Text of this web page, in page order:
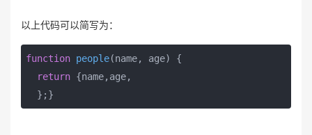
以上代码可以简写为：
function people(name, age) {
return {name,age,
};}